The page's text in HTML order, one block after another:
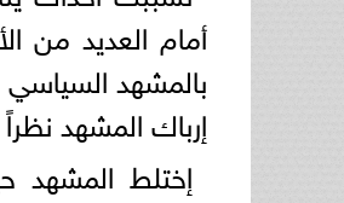
أمام العديد من
بالمشهد
إرباك المشهد
إختلط المشهد